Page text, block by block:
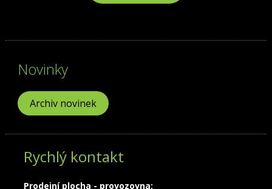
Novinky
Archiv novinek
Rychlý kontakt
Prodejní plocha - provozovna: